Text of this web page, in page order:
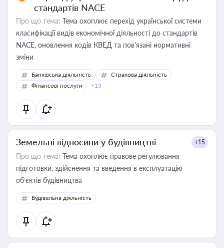
стандартів NACE
Про що тема: Тема охоплює перехід української системи
класифікації видів економічної діяльності до стандартів
NACE, оновлення кодів КВЕД та пов'язані нормативні
зміни
Банківська діяльність
Страхова діяльність
Фінансові послуги
+13
Земельні відносини у будівництві +15
Про що тема: Тема охоплює правове регулювання
підготовки, здійснення та введення в експлуатацію
об’єктів будівництва
Будівельна діяльність